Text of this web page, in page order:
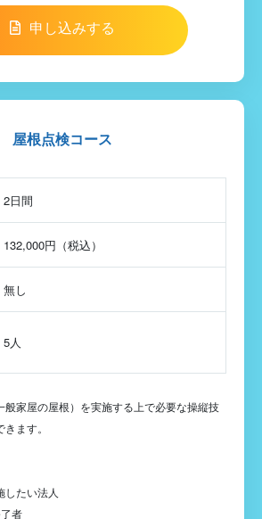
申し込みする
屋根点検コース
2日間
132,000円（税込）
無し
5人
般家屋の屋根）を実施する上で必要な操縦技
ます。
したい法人
者